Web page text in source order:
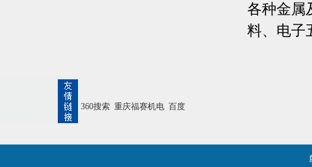
各种金属
料、电子
360搜索 重庆福赛机电 百度